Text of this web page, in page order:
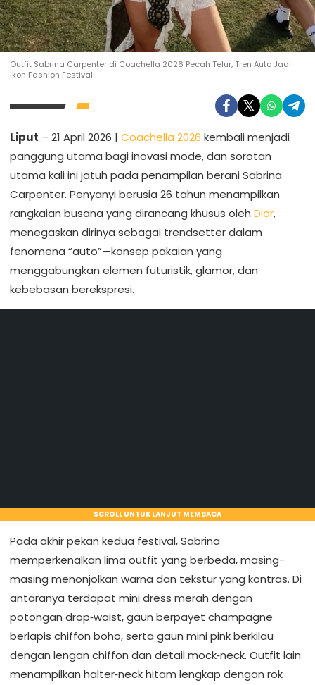
Outfit Sabrina Carpenter di Coachella 2026 Pecah Telur, Tren Auto Jadi
Ikon Fashion Festival
Liput – 21 April 2026 | Coachella 2026 kembali menjadi
panggung utama bagi inovasi mode, dan sorotan
utama kali ini jatuh pada penampilan berani Sabrina
Carpenter. Penyanyi berusia 26 tahun menampilkan
rangkaian busana yang dirancang khusus oleh Dior,
menegaskan dirinya sebagai trendsetter dalam
fenomena “auto”—konsep pakaian yang
menggabungkan elemen futuristik, glamor, dan
kebebasan berekspresi.
SCROLL UNTUK LANJUT MEMBACA
Pada akhir pekan kedua festival, Sabrina
memperkenalkan lima outfit yang berbeda, masing-
masing menonjolkan warna dan tekstur yang kontras. Di
antaranya terdapat mini dress merah dengan
potongan drop‑waist, gaun berpayet champagne
berlapis chiffon boho, serta gaun mini pink berkilau
dengan lengan chiffon dan detail mock‑neck. Outfit lain
menampilkan halter‑neck hitam lengkap dengan rok